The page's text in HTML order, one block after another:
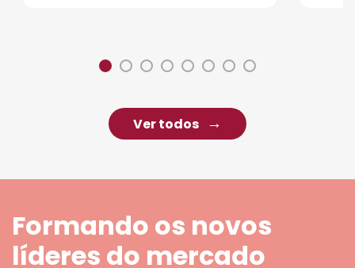
Ver todos
Formando os novos
líderes do mercado